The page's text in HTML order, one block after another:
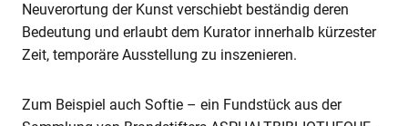
Neuverortung der Kunst verschiebt beständig deren
Bedeutung und erlaubt dem Kurator innerhalb kürzester
Zeit, temporäre Ausstellung zu inszenieren.
Zum Beispiel auch Softie – ein Fundstück aus der